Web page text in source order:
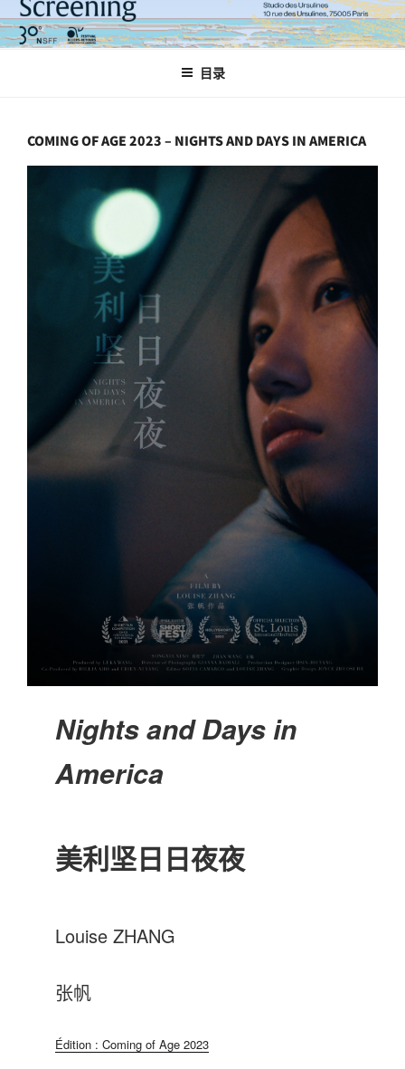
至
内
目录
COMING OF AGE 2023 – NIGHTS AND DAYS IN AMERICA
Nights and Days in
America
美利坚日日夜夜
Louise ZHANG
张帆
Édition : Coming of Age 2023